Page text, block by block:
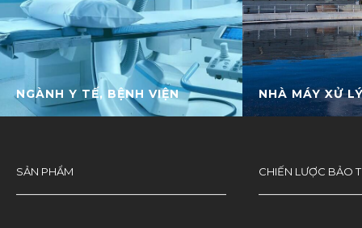
NGÀNH Y TẾ, BỆNH VIỆN NHÀ MÁY XỬ
SẢN PHẨM CHIẾN LƯỢC BẢO